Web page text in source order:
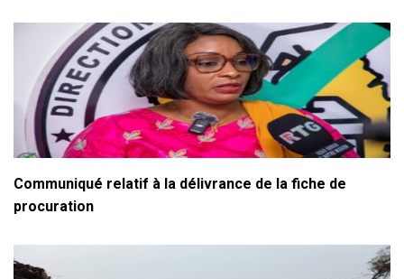
Communiqué relatif à la délivrance de la fiche de
procuration